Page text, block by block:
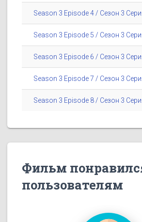
Season 3 Episode 4 / Сезон 3
Season 3 Episode 5 / Сезон 3
Season 3 Episode 6 / Сезон 3
Season 3 Episode 7 / Сезон 3
Season 3 Episode 8 / Сезон 3
Фильм
пользователям